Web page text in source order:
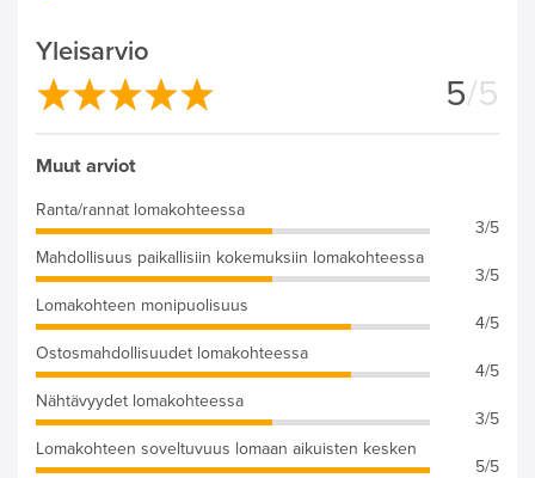
Yleisarvio
5/5
Muut arviot
Ranta/rannat lomakohteessa
3/5
Mahdollisuus paikallisiin kokemuksiin lomakohteessa
3/5
Lomakohteen monipuolisuus
4/5
Ostosmahdollisuudet lomakohteessa
4/5
Nähtävyydet lomakohteessa
3/5
Lomakohteen soveltuvuus lomaan aikuisten kesken
5/5